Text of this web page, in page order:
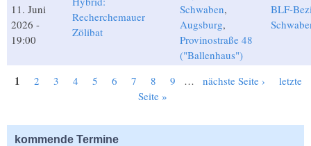
11. Juni
2026 -
19:00
Recherchemauer
Zölibat
Schwaben,
Augsburg,
Provinostraße 48
("Ballenhaus")
BLF-
Seiten
1 2 3 4 5 6 7 8 9 … nächste Seite ›
letzte
Seite »
kommende Termine